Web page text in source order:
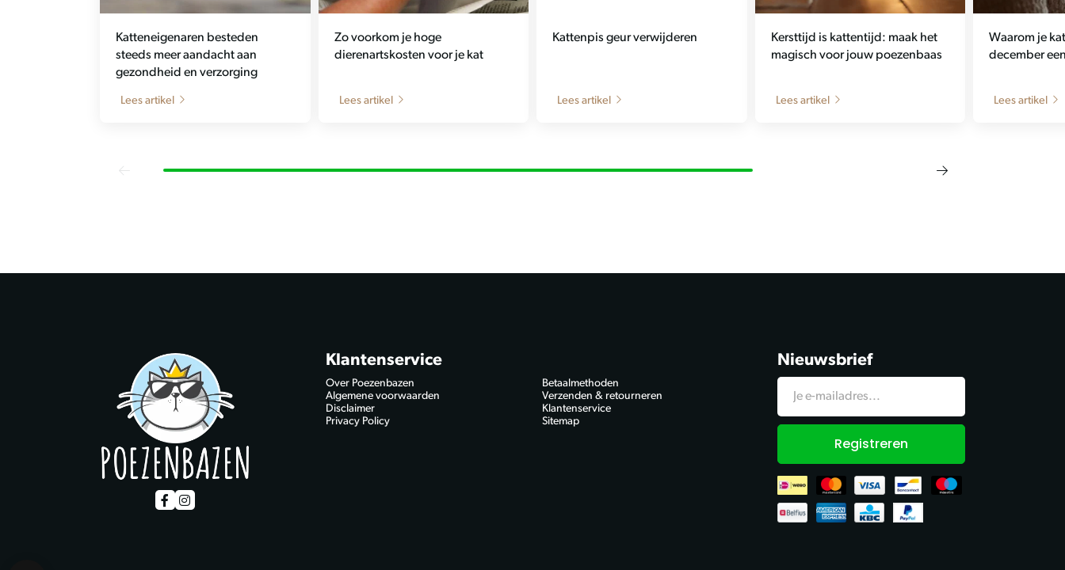
Katteneigenaren besteden
steeds meer aandacht aan
gezondheid en verzorging
Lees artikel
Zo voorkom je hoge
dierenartskosten voor je kat
Lees artikel
Kattenpis geur verwijderen
Lees artikel
Kersttijd is kattentijd: maak het
magisch voor jouw poezenbaas
Lees artikel
Waarom je
december
Lees artikel
Klantenservice
Over Poezenbazen
Algemene voorwaarden
Disclaimer
Privacy Policy
Betaalmethoden
Verzenden & retourneren
Klantenservice
Sitemap
Nieuwsbrief
Registreren